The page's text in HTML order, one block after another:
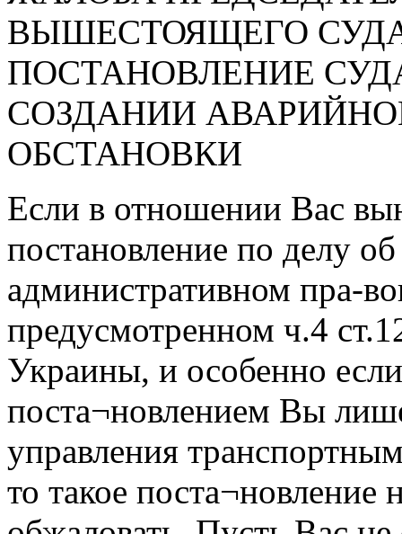
ВЫШЕСТОЯЩЕГО
ПОСТАНОВЛЕНИЕ
СОЗДАНИИ
ОБСТАНОВКИ
Если в отношении Вас
постановление по делу об
административном пра-
предусмотренном ч.4
Украины, и особенно
поста¬новлением Вы
управления
то такое поста¬новление